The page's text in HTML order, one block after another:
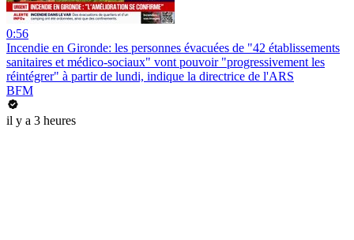
0:56
Incendie en Gironde: les personnes évacuées de "42 établissements
sanitaires et médico-sociaux" vont pouvoir "progressivement les
réintégrer" à partir de lundi, indique la directrice de l'ARS
BFM
il y a 3 heures